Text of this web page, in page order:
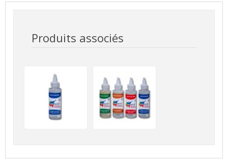
Produits associés